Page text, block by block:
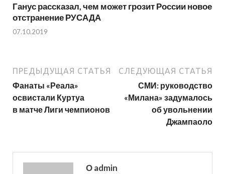
Ганус рассказал, чем может грозит России новое
отстранение РУСАДА
07.10.2019
ПРЕДЫДУЩАЯ СТАТЬЯ
Фанаты «Реала»
освистали Куртуа
в матче Лиги чемпионов
СЛЕДУЮЩАЯ СТАТЬЯ
СМИ: руководство
«Милана» задумалось
об увольнении
Джампаоло
О admin